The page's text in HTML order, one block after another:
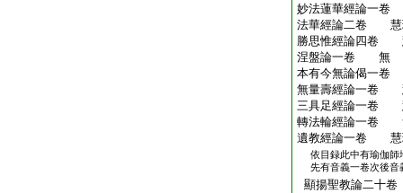
妙法蓮華經論一
法華經論二卷 慧
勝思惟經論四卷
涅盤論一卷 無
本有今無論偈一
無量壽經論一卷
三具足經論一卷
轉法輪經論一卷
遺教經論一卷 慧
依目録此中有瑜伽師
先有音義一卷次後音
顯揚聖教論二十